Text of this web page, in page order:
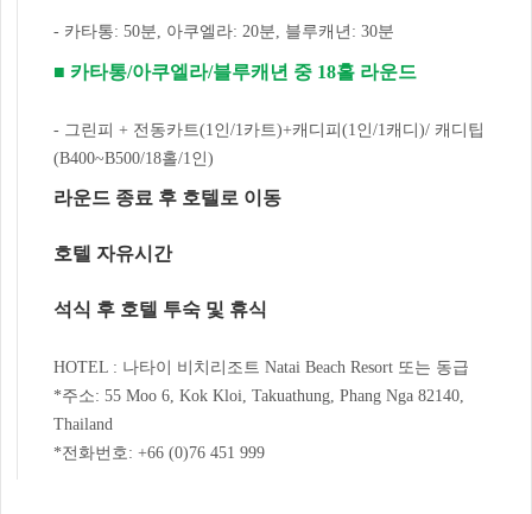
- 카타통: 50분, 아쿠엘라: 20분, 블루캐년: 30분
■ 카타통/아쿠엘라/블루캐년 중 18홀 라운드
- 그린피 + 전동카트(1인/1카트)+캐디피(1인/1캐디)/ 캐디팁
(B400~B500/18홀/1인)
라운드 종료 후 호텔로 이동
호텔 자유시간
석식 후 호텔 투숙 및 휴식
HOTEL : 나타이 비치리조트 Natai Beach Resort 또는 동급
*주소: 55 Moo 6, Kok Kloi, Takuathung, Phang Nga 82140,
Thailand
*전화번호: +66 (0)76 451 999